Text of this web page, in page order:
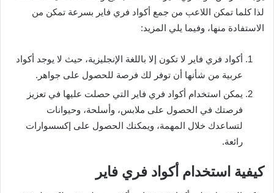
لذا كلما تمكن اللاعب من جمع أكواد فري فاير بسرعة تمكن من
الاستفادة منها، وفيما يلي المزيد:
أكواد فري فاير لا تكون إلا باللغة الإنجليزية، حيث لا يوجد أكواد
عربية من شأنها أن توفر لك فرصة للحصول على جواهر.
يمكن استخدام أكواد فري فاير التي حصلت عليها في تعزيز
فرصتك في الحصول على ملابس، وأسلحة، وحيوانات
لتساعدك خلال المهمة، ويمكنك الحصول على إكسسوارات
رائعة.
كيفية استخدام أكواد فري فاير